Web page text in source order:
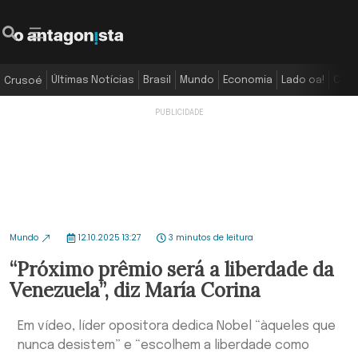
Crusoé Últimas Notícias Brasil Mundo Economia Lado oa!
Mundo 12.10.2025 13:27 3 minutos de leitura
“Próximo prêmio será a liberdade da
Venezuela”, diz María Corina
Em vídeo, líder opositora dedica Nobel “àqueles que
nunca desistem” e “escolhem a liberdade como